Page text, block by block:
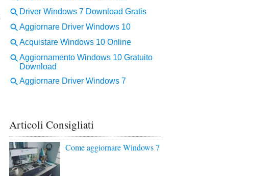
Articoli Consigliati
Come aggiornare Windows 7